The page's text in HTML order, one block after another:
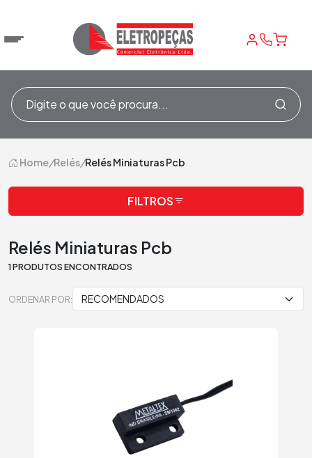
Home/Relés/Relés Miniaturas Pcb
FILTROS
Relés Miniaturas Pcb
1 PRODUTOS ENCONTRADOS
ORDENAR POR: